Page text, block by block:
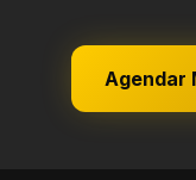
Agendar